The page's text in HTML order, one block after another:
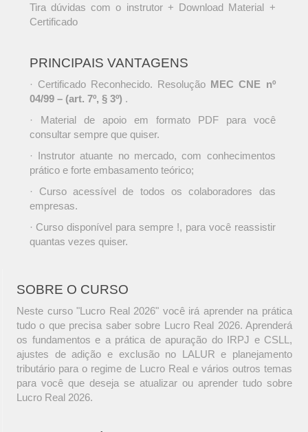
Tira dúvidas com o instrutor + Download Material +
Certificado
PRINCIPAIS VANTAGENS
· Certificado Reconhecido. Resolução MEC CNE nº
04/99 – (art. 7º, § 3º) .
· Material de apoio em formato PDF para você
consultar sempre que quiser.
· Instrutor atuante no mercado, com conhecimentos
prático e forte embasamento teórico;
· Curso acessível de todos os colaboradores das
empresas.
· Curso disponível para sempre !, para você reassistir
quantas vezes quiser.
SOBRE O CURSO
Neste curso "Lucro Real 2026" você irá aprender na prática
tudo o que precisa saber sobre Lucro Real 2026. Aprenderá
os fundamentos e a prática de apuração do IRPJ e CSLL,
ajustes de adição e exclusão no LALUR e planejamento
tributário para o regime de Lucro Real e vários outros temas
para você que deseja se atualizar ou aprender tudo sobre
Lucro Real 2026.